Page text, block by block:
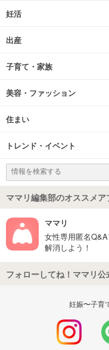
妊活
出産
子育て・家族
美容・ファッション
住まい
トレンド・イベント
ママリ編集部のオススメア
ママリ
女性専用匿名
解消しよう！
フォローしてね！ママリ公
妊娠〜子育